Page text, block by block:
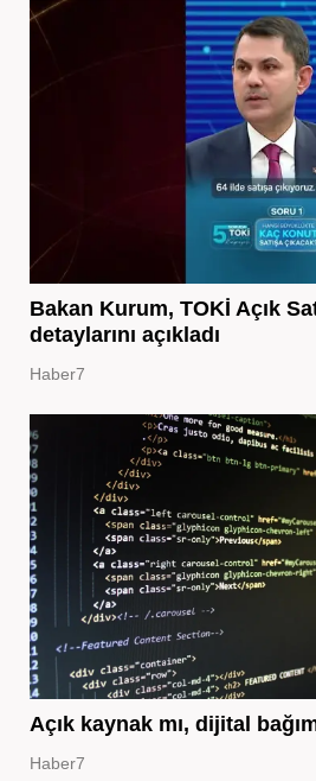
Bakan Kurum, TOKİ Açık
detaylarını açıkladı
Haber7
Açık kaynak mı, dijital
Haber7